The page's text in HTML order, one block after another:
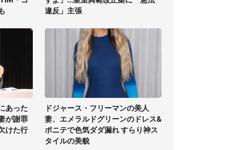
違反」主張
あった
が謝罪
けた行
ドジャース・フリーマンの美人
妻、エメラルドグリーンのドレス&
ポニテで色気ダダ漏れ すらり神ス
タイルの美貌